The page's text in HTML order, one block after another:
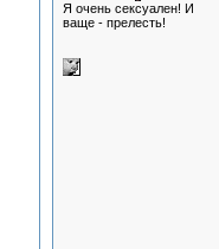
Я очень сексуален! И
ваще - прелесть!